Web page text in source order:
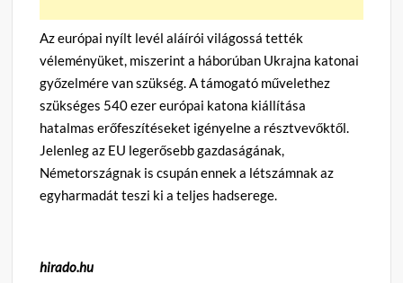
Az európai nyílt levél aláírói világossá tették
véleményüket, miszerint a háborúban Ukrajna katonai
győzelmére van szükség. A támogató művelethez
szükséges 540 ezer európai katona kiállítása
hatalmas erőfeszítéseket igényelne a résztvevőktől.
Jelenleg az EU legerősebb gazdaságának,
Németországnak is csupán ennek a létszámnak az
egyharmadát teszi ki a teljes hadserege.
hirado.hu